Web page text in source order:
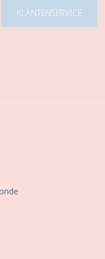
KLANTENSERVICE